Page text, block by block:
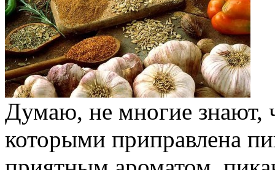
Думаю, не многие знают,
которыми приправлена